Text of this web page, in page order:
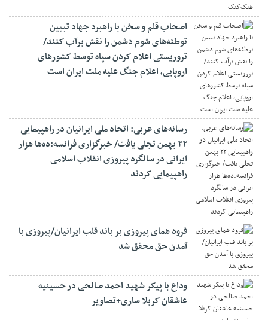
اصحاب قلم و سخن با راهبرد جهاد تبیین
توطئه‌های شوم دشمن را نقش برآب کنند/
تروریستی اعلام کردن سپاه توسط کشورهای
اروپایی، اعلام جنگ علیه ملت ایران است
رسانه‌های عربی: اتحاد ملی ایرانیان در راهپیمایی
۲۲ بهمن تجلی یافت/ خبرگزاری فرانسه:ده‌ها هزار
ایرانی در سالگرد پیروزی انقلاب اسلامی
راهپیمایی کردند
فرود همای پیروزی بر باند قلب ایرانیان/پیروزی با
آمدن حق محقق شد
وداع با پیکر شهید احمد صالحی‌ در حسینیه
عاشقان کربلا ساری+تصاویر